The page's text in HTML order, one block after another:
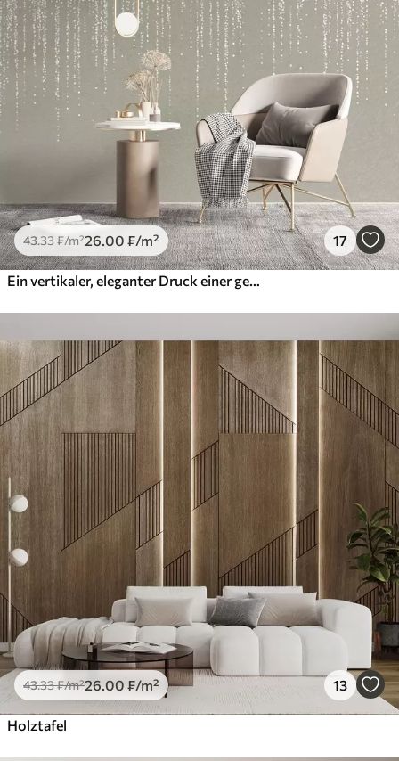
43.33₣/m²26 .00 ₣/m² 17
43.33₣/m²26 .00 ₣/m² 13
Holztafel